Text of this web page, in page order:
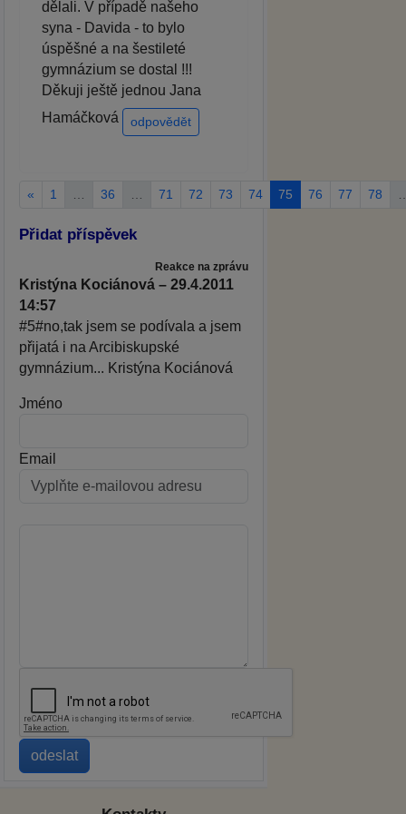
dělali. V případě našeho
syna - Davida - to bylo
úspěšné a na šestileté
gymnázium se dostal !!!
Děkuji ještě jednou Jana
Hamáčková
odpovědět
« 1 36 71 72 73 74 75 76 77 78
Přidat příspěvek
Reakce na zprávu
Kristýna Kociánová – 29.4.2011
14:57
#5#no,tak jsem se podívala a jsem
přijatá i na Arcibiskupské
gymnázium... Kristýna Kociánová
Jméno
Email